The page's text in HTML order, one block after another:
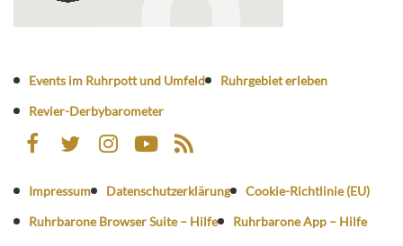
Events im Ruhrpott und Umfeld
Ruhrgebiet erleben
Revier-Derbybarometer
Impressum Datenschutzerklärung
Cookie-Richtlinie (EU)
Ruhrbarone Browser Suite – Hilfe
Ruhrbarone App – Hilfe